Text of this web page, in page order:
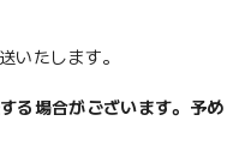
いたします。
る場合がございます。予め